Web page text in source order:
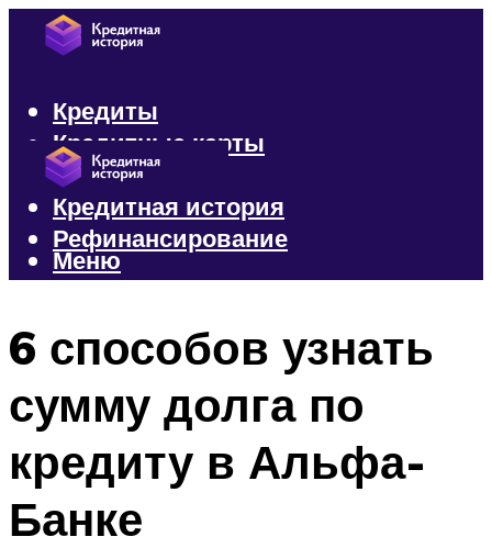
Кредиты
Кредитные карты
Микрозаймы
Кредитная история
Рефинансирование
Меню
6 способов узнать
сумму долга по
кредиту в Альфа-
Банке